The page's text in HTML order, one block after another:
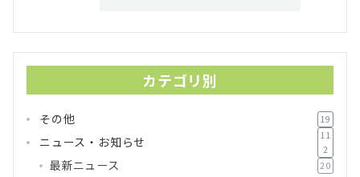
カテゴリ別
その他 19
ニュース・お知らせ
11
2
最新ニュース 20